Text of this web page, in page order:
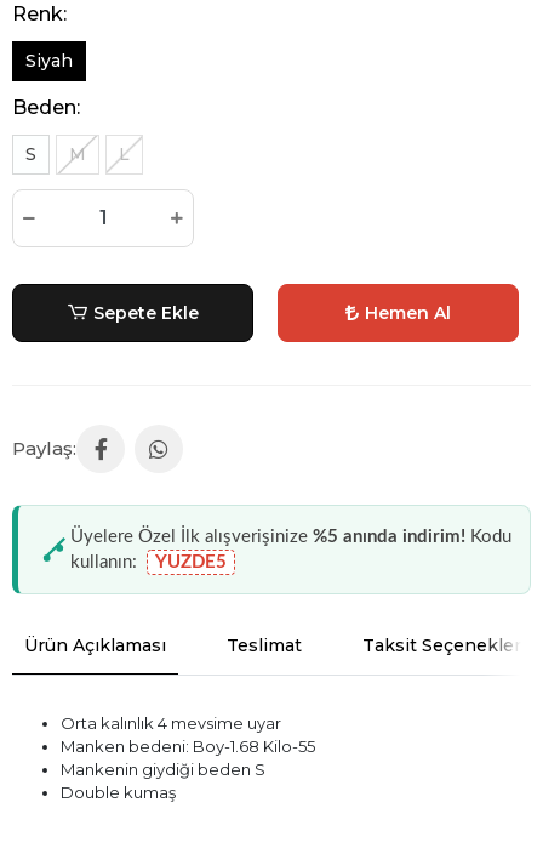
Renk:
Siyah
Beden:
S M L
Sepete Ekle Hemen Al
Üyelere Özel İlk alışverişinize %5 anında indirim! Kodu
kullanın:
YUZDE5
Ürün Açıklaması Teslimat Taksit Seçenekleri
Orta kalınlık 4 mevsime uyar
Manken bedeni: Boy-1.68 Kilo-55
Mankenin giydiği beden S
Double kumaş